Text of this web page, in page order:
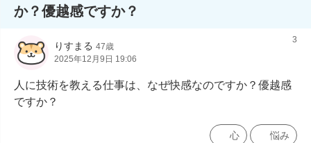
か？優越感ですか？
りすまる 47歳
2025年12月9日 19:06
3
人に技術を教える仕事は、なぜ快感なのですか？優越感
ですか？
心 悩み